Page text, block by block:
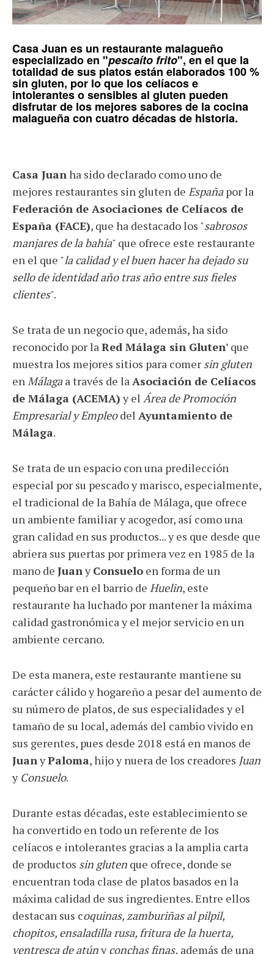
Casa Juan es un restaurante malagueño
especializado en "pescaíto frito", en el que la
totalidad de sus platos están elaborados 100 %
sin gluten, por lo que los celíacos e
intolerantes o sensibles al gluten pueden
disfrutar de los mejores sabores de la cocina
malagueña con cuatro décadas de historia.
Casa Juanha sido declarado como uno de
mejores restaurantes sin gluten de Españapor la
Federación de Asociaciones de Celíacos de
España (FACE), que ha destacado los "sabrosos
manjares de la bahía" que ofrece este restaurante
en el que "la calidad y el buen hacer ha dejado su
sello de identidad año tras año entre sus fieles
clientes".
Se trata de un negocio que, además, ha sido
reconocido por laRed Málaga sin Gluten' que
muestra los mejores sitios para comer sin gluten
enMálagaa través de laAsociación de Celíacos
de Málaga (ACEMA) y el Área de Promoción
Empresarial y Empleodel Ayuntamiento de
Málaga.
Se trata de un espacio con una predilección
especial por su pescado y marisco, especialmente,
el tradicional de la Bahía de Málaga, que ofrece
un ambiente familiar y acogedor, así como una
gran calidad en sus productos... y es que desde que
abriera sus puertas por primera vez en 1985 de la
mano de JuanyConsuelo en forma de un
pequeño bar en el barrio de Huelin, este
restaurante ha luchado por mantener la máxima
calidad gastronómica y el mejor servicio en un
ambiente cercano.
De esta manera, este restaurante mantiene su
carácter cálido y hogareño a pesar del aumento de
su número de platos, de sus especialidades y el
tamaño de su local, además del cambio vivido en
sus gerentes, pues desde 2018 está en manos de
JuanyPaloma, hijo y nuera de los creadores Juan
y Consuelo.
Durante estas décadas, este establecimiento se
ha convertido en todo un referente de los
celíacos e intolerantes gracias a la amplia carta
de productos sin gluten que ofrece, donde se
encuentran toda clase de platos basados en la
máxima calidad de sus ingredientes. Entre ellos
destacan sus coquinas, zamburiñas al pilpil,
chopitos, ensaladilla rusa, fritura de la huerta,
ventresca de atúnyconchas finas, además de una